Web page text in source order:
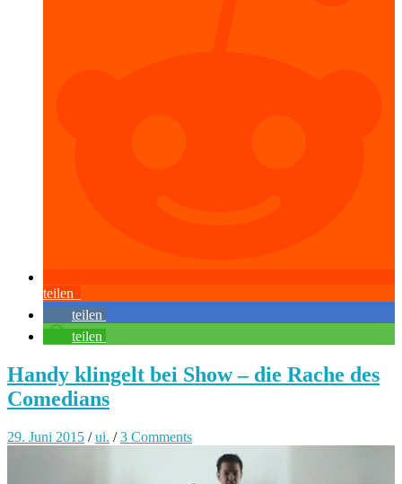
teilen
teilen
teilen
Handy klingelt bei Show – die Rache des
Comedians
29. Juni 2015 /ui. /3 Comments